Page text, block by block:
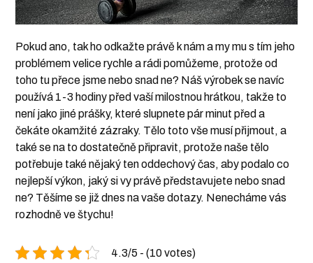
Pokud ano, tak ho odkažte právě k nám a my mu s tím jeho
problémem velice rychle a rádi pomůžeme, protože od
toho tu přece jsme nebo snad ne? Náš výrobek se navíc
používá 1-3 hodiny před vaší milostnou hrátkou, takže to
není jako jiné prášky, které slupnete pár minut před a
čekáte okamžité zázraky. Tělo toto vše musí přijmout, a
také se na to dostatečně připravit, protože naše tělo
potřebuje také nějaký ten oddechový čas, aby podalo co
nejlepší výkon, jaký si vy právě představujete nebo snad
ne? Těšíme se již dnes na vaše dotazy. Nenecháme vás
rozhodně ve štychu!
4.3/5 - (10 votes)